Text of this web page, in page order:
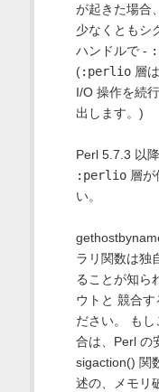
が起きた場合
少なくともシ
ハンドルで -
(:perlio層は
I/O 操作を続
出します。)
Perl 5.7.3 以
:perlio層が
い。
ラリ関数は独
ることが知ら
ウトと 競合す
ださい。 も
合は、Perl の
sigaction() 関
述の、メモリ